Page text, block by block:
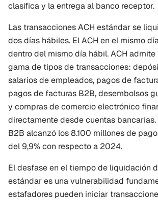
clasifica y la entrega al banco receptor.
Las transacciones ACH estándar se
dos días hábiles. El ACH en el mismo
dentro del mismo día hábil. ACH
gama de tipos de transacciones:
salarios de empleados, pagos de
pagos de facturas B2B, desembolsos
y compras de comercio electrónico
directamente desde cuentas bancarias.
B2B alcanzó los 8.100 millones de
del 9,9% con respecto a 2024.
El desfase en el tiempo de liquidación
estándar es una vulnerabilidad
estafadores pueden iniciar